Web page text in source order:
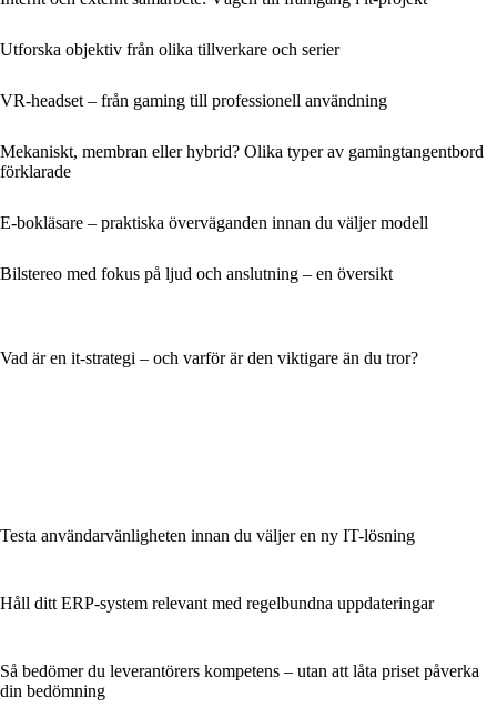
Utforska objektiv från olika tillverkare och serier
VR-headset – från gaming till professionell användning
Mekaniskt, membran eller hybrid? Olika typer av gamingtangentbord
förklarade
E-bokläsare – praktiska överväganden innan du väljer modell
Bilstereo med fokus på ljud och anslutning – en översikt
Vad är en it-strategi – och varför är den viktigare än du tror?
Testa användarvänligheten innan du väljer en ny IT-lösning
Håll ditt ERP-system relevant med regelbundna uppdateringar
Så bedömer du leverantörers kompetens – utan att låta priset påverka
din bedömning